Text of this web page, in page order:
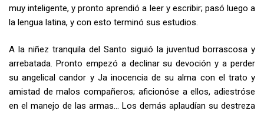
muy inteligente, y pronto aprendió a leer y escribir; pasó luego a
la lengua latina, y con esto terminó sus estudios.
A la niñez tranquila del Santo siguió la juventud borrascosa y
arre­batada. Pronto empezó a declinar su devoción y a perder
su angeli­cal candor y Ja inocencia de su alma con el trato y
amistad de malos compañeros; aficionóse a ellos, adiestróse
en el manejo de las armas… Los demás aplaudían su destreza